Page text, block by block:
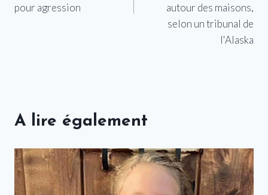
pour agression
autour des maisons,
selon un tribunal de
l'Alaska
A lire également